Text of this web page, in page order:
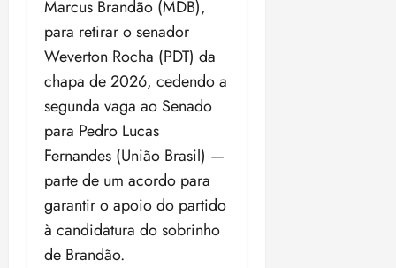
Marcus Brandão (MDB),
para retirar o senador
Weverton Rocha (PDT) da
chapa de 2026, cedendo a
segunda vaga ao Senado
para Pedro Lucas
Fernandes (União Brasil) —
parte de um acordo para
garantir o apoio do partido
à candidatura do sobrinho
de Brandão.